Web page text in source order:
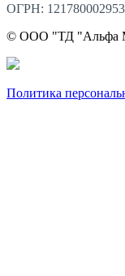
ОГРН:
© ООО "ТД "Альфа
Политика